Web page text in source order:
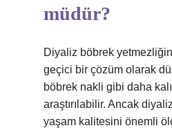
müdür?
Diyaliz böbrek
geçici bir çözüm olarak
böbrek nakli gibi daha
araştırılabilir. Ancak
yaşam kalitesini önemli